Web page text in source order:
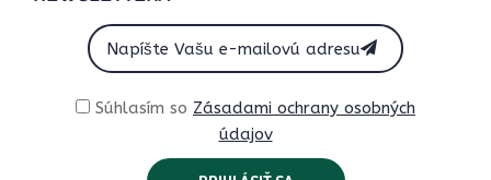
Súhlasím so Zásadami ochrany osobných
údajov